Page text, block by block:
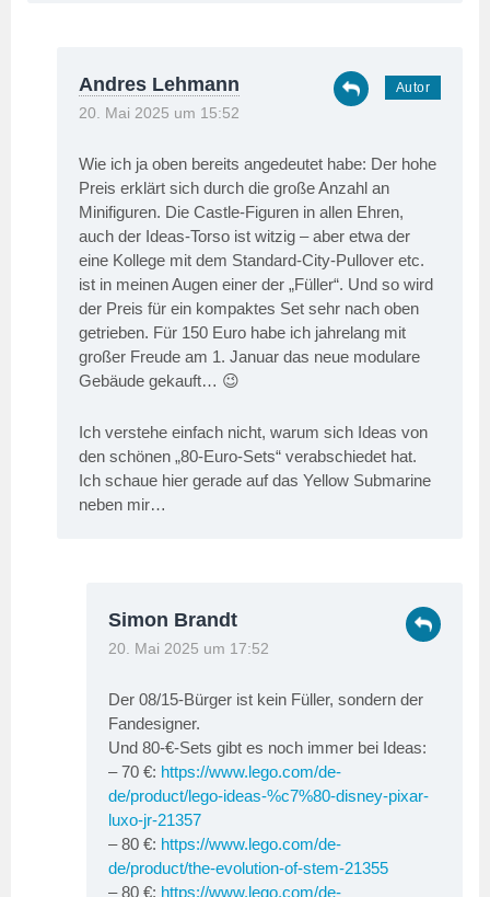
Andres Lehmann
20. Mai 2025 um 15:52
Wie ich ja oben bereits angedeutet habe: Der hohe
Preis erklärt sich durch die große Anzahl an
Minifiguren. Die Castle-Figuren in allen Ehren,
auch der Ideas-Torso ist witzig – aber etwa der
eine Kollege mit dem Standard-City-Pullover etc.
ist in meinen Augen einer der „Füller“. Und so wird
der Preis für ein kompaktes Set sehr nach oben
getrieben. Für 150 Euro habe ich jahrelang mit
großer Freude am 1. Januar das neue modulare
Gebäude gekauft… 😉
Ich verstehe einfach nicht, warum sich Ideas von
den schönen „80-Euro-Sets“ verabschiedet hat.
Ich schaue hier gerade auf das Yellow Submarine
neben mir…
Simon Brandt
20. Mai 2025 um 17:52
Der 08/15-Bürger ist kein Füller, sondern der
Fandesigner.
Und 80-€-Sets gibt es noch immer bei Ideas:
– 70 €: https://www.lego.com/de-
de/product/lego-ideas-%c7%80-disney-pixar-
luxo-jr-21357
– 80 €: https://www.lego.com/de-
de/product/the-evolution-of-stem-21355
– 80 €: https://www.lego.com/de-